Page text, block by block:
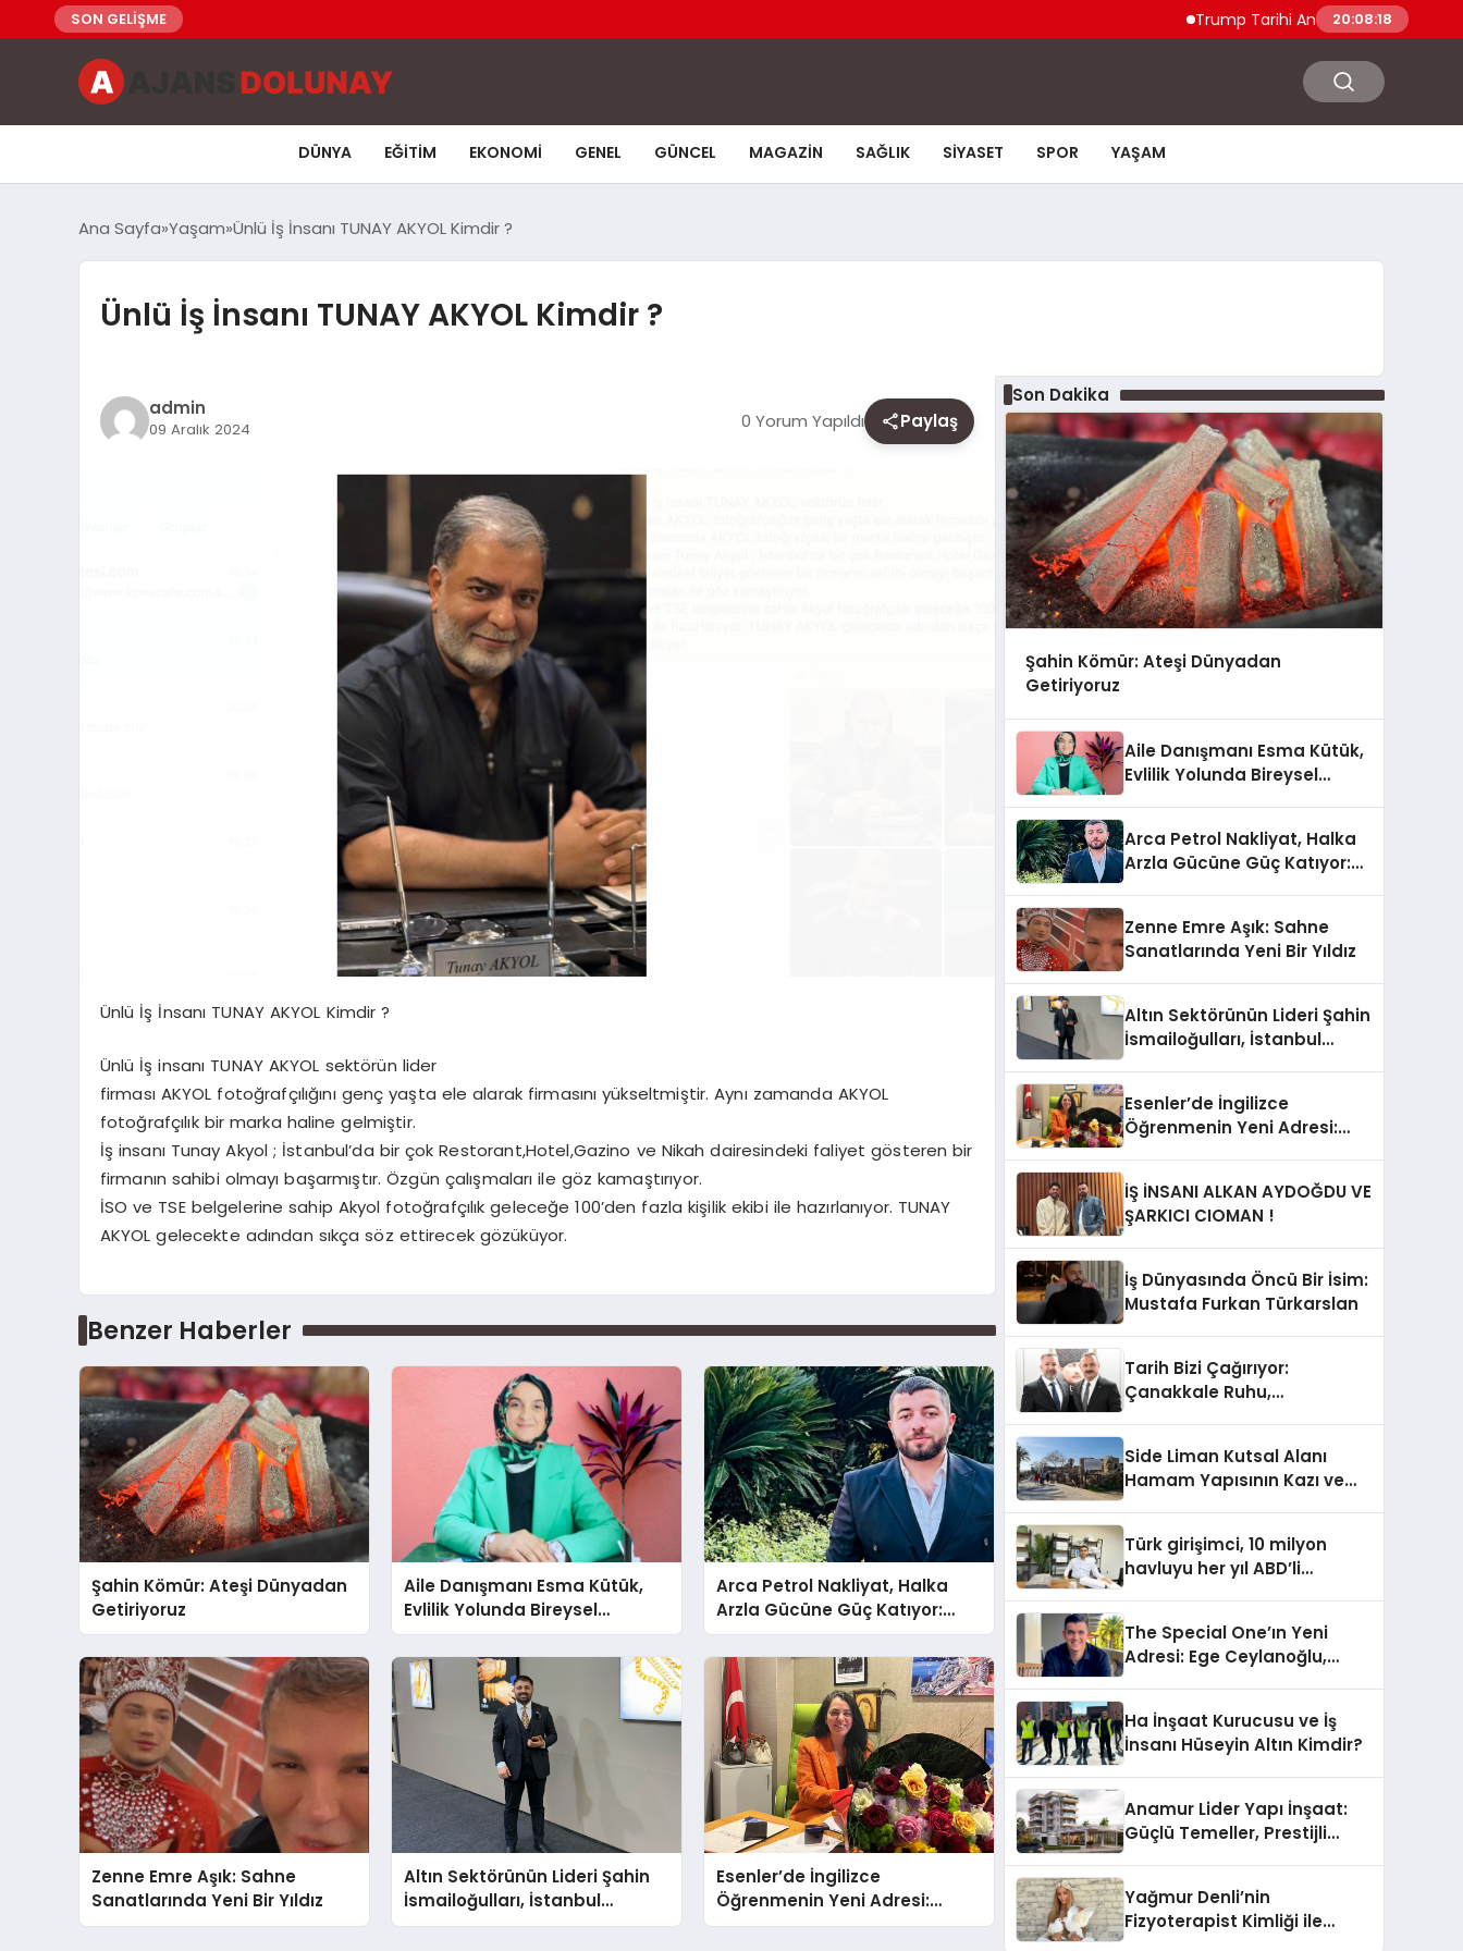
SON GELİŞME Trump Tarihi Anlaşma Duyurdu
20:08:18
DÜNYA EĞITIM EKONOMI GENEL GÜNCEL MAGAZIN SAĞLIK SIYASET SPOR YAŞAM
Ana Sayfa Yaşam Ünlü İş İnsanı TUNAY AKYOL Kimdir ?
Ünlü İş İnsanı TUNAY AKYOL Kimdir ?
admin
09 Aralık 2024 0 Yorum Yapıldı Paylaş
Ünlü İş İnsanı TUNAY AKYOL Kimdir ?
Ünlü İş insanı TUNAY AKYOL sektörün lider
firması AKYOL fotoğrafçılığını genç yaşta ele alarak firmasını yükseltmiştir. Aynı zamanda AKYOL
fotoğrafçılık bir marka haline gelmiştir.
İş insanı Tunay Akyol ; İstanbul’da bir çok Restorant,Hotel,Gazino ve Nikah dairesindeki faliyet gösteren bir
firmanın sahibi olmayı başarmıştır. Özgün çalışmaları ile göz kamaştırıyor.
İSO ve TSE belgelerine sahip Akyol fotoğrafçılık geleceğe 100’den fazla kişilik ekibi ile hazırlanıyor. TUNAY
AKYOL gelecekte adından sıkça söz ettirecek gözüküyor.
Benzer Haberler
Şahin Kömür: Ateşi Dünyadan
Getiriyoruz
Aile Danışmanı Esma Kütük,
Evlilik Yolunda Bireysel
Farkındalığın ve Sınırların
Gücünü Anlatıyor
Arca Petrol Nakliyat, Halka
Arzla Gücüne Güç Katıyor:
Ömer Arca ve Mehmet
Arca’dan Sektöre Güçlü
Yatırım
Zenne Emre Aşık: Sahne
Sanatlarında Yeni Bir Yıldız
Altın Sektörünün Lideri Şahin
İsmailoğulları, İstanbul
Mücevher Fuarı’nda Parladı ￼
Esenler’de İngilizce
Öğrenmenin Yeni Adresi:
Büyük Açılış Fırsatıyla %20
Son Dakika
Şahin Kömür: Ateşi Dünyadan
Getiriyoruz
Aile Danışmanı Esma Kütük,
Evlilik Yolunda Bireysel
Arca Petrol Nakliyat, Halka
Arzla Gücüne Güç Katıyor:
Yatırım
Zenne Emre Aşık: Sahne
Sanatlarında Yeni Bir Yıldız
Altın Sektörünün Lideri Şahin
İsmailoğulları, İstanbul
Esenler’de İngilizce
Öğrenmenin Yeni Adresi:
İŞ İNSANI ALKAN AYDOĞDU VE
ŞARKICI CIOMAN !
İş Dünyasında Öncü Bir İsim:
Mustafa Furkan Türkarslan
Tarih Bizi Çağırıyor:
Çanakkale Ruhu,
Side Liman Kutsal Alanı
Hamam Yapısının Kazı ve
Katkılarıyla Tamamlandı
Türk girişimci, 10 milyon
havluyu her yıl ABD’li
The Special One’ın Yeni
Adresi: Ege Ceylanoğlu,
Geliyor!
Ha İnşaat Kurucusu ve İş
İnsanı Hüseyin Altın Kimdir?
Anamur Lider Yapı İnşaat:
Güçlü Temeller, Prestijli
Yağmur Denli’nin
Fizyoterapist Kimliği ile